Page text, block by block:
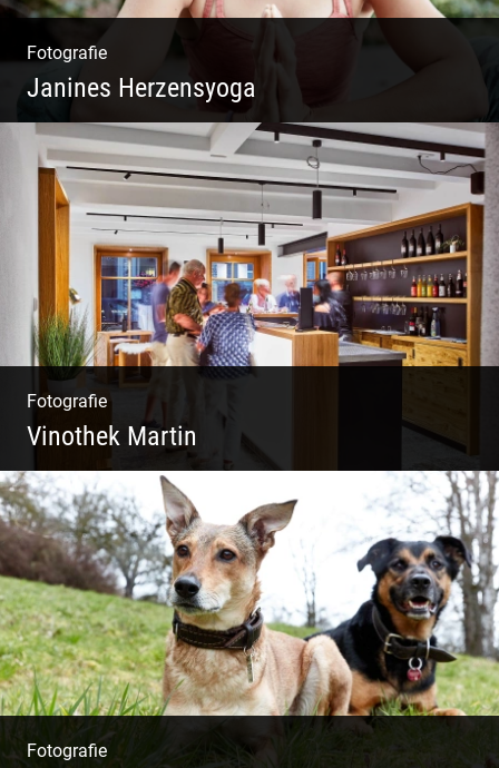
Fotografie
Janines Herzensyoga
Spontanes Yoga-Shooting
Fotografie
Vinothek Martin
Shooting Vinothek und Ferienwohnung
Fotografie